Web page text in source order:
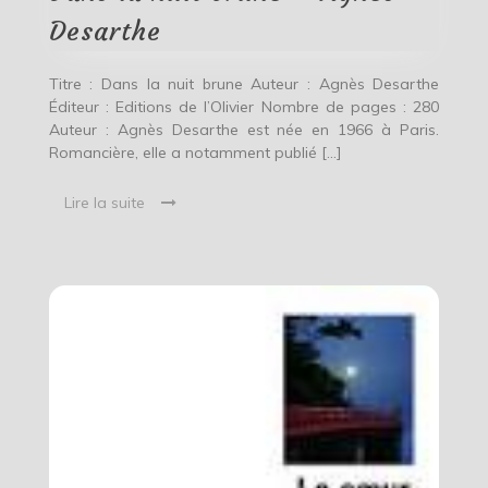
Desarthe
Titre : Dans la nuit brune Auteur : Agnès Desarthe
Éditeur : Editions de l’Olivier Nombre de pages : 280
Auteur : Agnès Desarthe est née en 1966 à Paris.
Romancière, elle a notamment publié […]
Lire la suite